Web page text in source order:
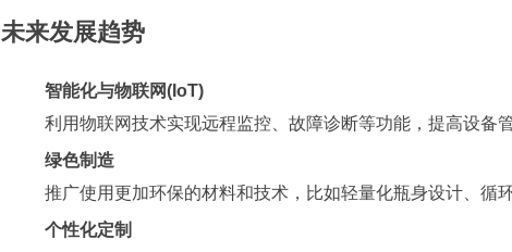
未来发展趋势
智能化与物联网(IoT)
利用物联网技术实现远程监控、故障诊断等功能，提高设备
绿色制造
推广使用更加环保的材料和技术，比如轻量化瓶身设计、循
个性化定制